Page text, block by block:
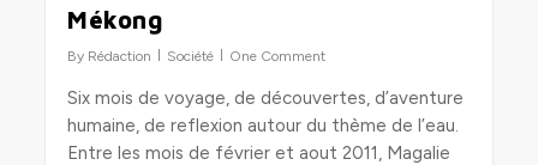
Mékong
By Rédaction Société One Comment
Six mois de voyage, de découvertes, d’aventure
humaine, de reflexion autour du thème de l’eau.
Entre les mois de février et aout 2011, Magalie